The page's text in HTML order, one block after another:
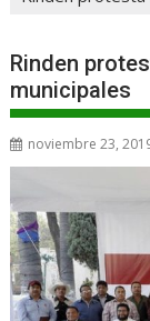
Rinden
municipales
noviembre 23,